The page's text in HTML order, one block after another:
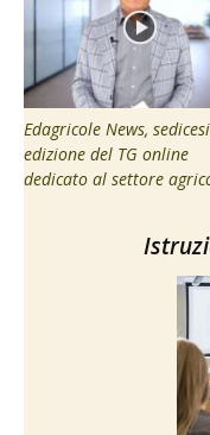
Edagricole News,
edizione del TG online
dedicato al settore